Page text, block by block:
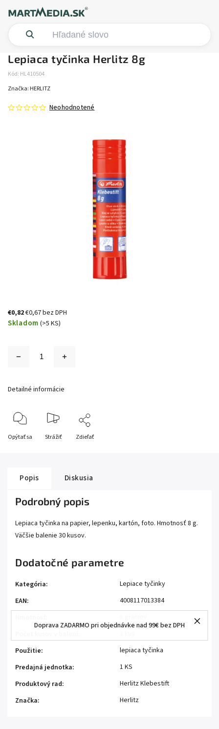
Doprava ZADARMO pri objednávke nad 99€ bez DPH
Lepiaca tyčinka Herlitz 8g
Kód: HL410504
Neohodnotené
Značka: HERLITZ
€0,82€0,67 bez DPH
Skladom (>5 KS)
Detailné informácie
Opýtať sa Strážiť Zdieľať
Popis Diskusia
Podrobný popis
Lepiaca tyčinka na papier, lepenku, kartón, foto. Hmotnosť 8 g.
Väčšie balenie 30 kusov.
Dodatočné parametre
Kategória:
Lepiace tyčinky
EAN:
4008117013384
Použitie:
lepiaca tyčinka
Predajná jednotka:
1 KS
Produktový rad:
Herlitz Klebestift
Značka: Herlitz